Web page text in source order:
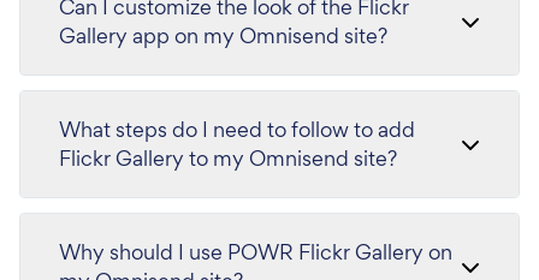
Can I customize the look of the Flickr
Gallery app on my Omnisend site?
What steps do I need to follow to add
Flickr Gallery to my Omnisend site?
Why should I use POWR Flickr Gallery on